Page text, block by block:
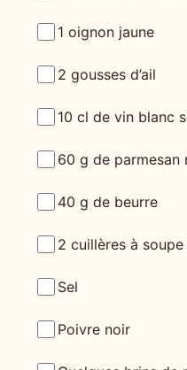
1 oignon jaune
2 gousses d’ail
10 cl de vin blanc
60 g de parmesan
40 g de beurre
2 cuillères à soupe
Sel
Poivre noir